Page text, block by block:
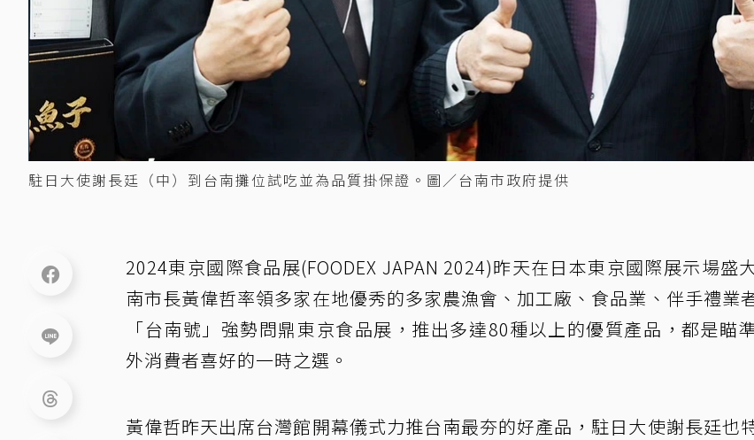
駐日大使謝長廷（中）到台南攤位試吃並為品質掛保證。圖／台南市政府提供
2024東京國際食品展(FOODEX JAPAN 2024)昨天在日本東京國際展示場盛
南市長黃偉哲率領多家在地優秀的多家農漁會、加工廠、食品業、伴手禮業
「台南號」強勢問鼎東京食品展，推出多達80種以上的優質產品，都是瞄
外消費者喜好的一時之選。
黃偉哲昨天出席台灣館開幕儀式力推台南最夯的好產品，駐日大使謝長廷也